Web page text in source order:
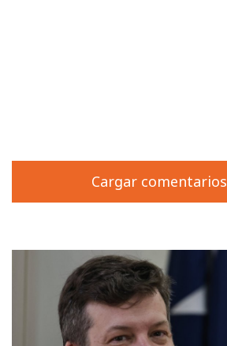
Cargar comentarios